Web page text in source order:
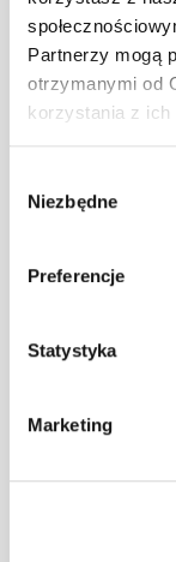
Partnerzy mogą
otrzymanymi od
korzystania z ich
zgody
Niezbędne
Preferencje
Statystyka
Marketing